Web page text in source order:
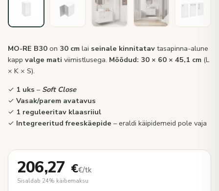
MO-RE B30 on 30 cm lai seinale kinnitatav tasapinna-alune
kapp valge mati viimistlusega. Mõõdud: 30 × 60 × 45,1 cm (L
× K × S).
✓ 1 uks – Soft Close
✓ Vasak/parem avatavus
✓ 1 reguleeritav klaasriiul
✓ Integreeritud freeskäepide – eraldi käipidemeid pole vaja
206,27 €€/tk
Sisaldab 24% käibemaksu